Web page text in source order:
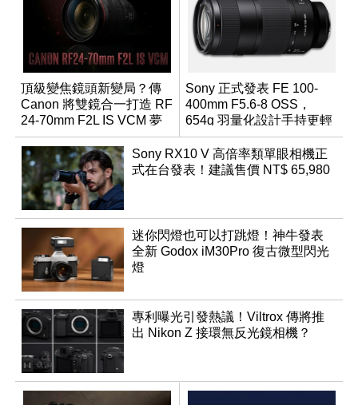
頂級變焦鏡頭新變局？傳
Canon 將雙鏡合一打造 RF
24-70mm F2L IS VCM 夢
幻規格
Sony 正式發表 FE 100-
400mm F5.6-8 OSS，
654g 羽量化設計手持更輕
鬆
Sony RX10 V 高倍率類單眼相機正
式在台發表！建議售價 NT$ 65,980
迷你閃燈也可以打跳燈！神牛發表
全新 Godox iM30Pro 復古微型閃光
燈
專利曝光引發熱議！Viltrox 傳將推
出 Nikon Z 接環無反光鏡相機？